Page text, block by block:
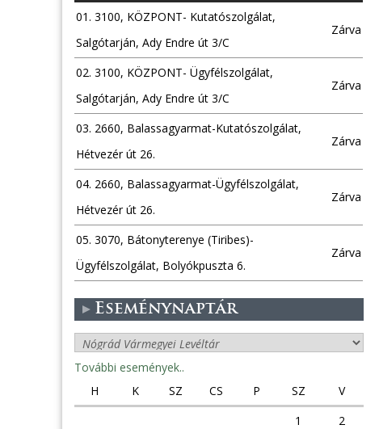
01. 3100, KÖZPONT- Kutatószolgálat,
Salgótarján, Ady Endre út 3/C
Zárva
02. 3100, KÖZPONT- Ügyfélszolgálat,
Salgótarján, Ady Endre út 3/C
Zárva
03. 2660, Balassagyarmat-Kutatószolgálat,
Hétvezér út 26.
Zárva
04. 2660, Balassagyarmat-Ügyfélszolgálat,
Hétvezér út 26.
Zárva
05. 3070, Bátonyterenye (Tiribes)-
Ügyfélszolgálat, Bolyókpuszta 6.
Zárva
Eseménynaptár
További események..
H
K SZ CS P SZ
V
1
2